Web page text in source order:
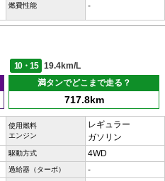
燃費性能 -
10・15
19.4km/L
満タンでどこまで走る？
717.8km
使用燃料
エンジン
レギュラー
ガソリン
駆動方式 4WD
過給器（ターボ） -